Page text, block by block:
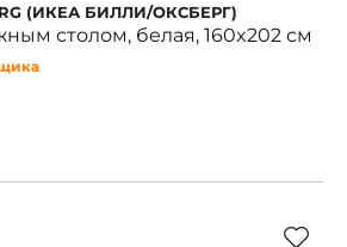
(ИКЕА БИЛЛИ/ОКСБЕРГ)
столом, белая, 160x202 см